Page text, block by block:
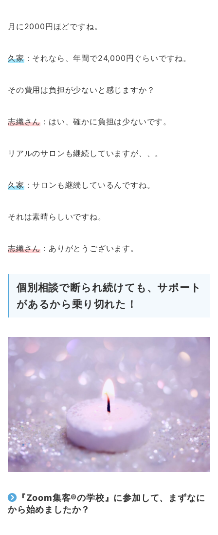
月に2000円ほどですね。
久家：それなら、年間で24,000円ぐらいですね。
その費用は負担が少ないと感じますか？
志織さん ：はい、確かに負担は少ないです。
リアルのサロンも継続していますが、、。
久家：サロンも継続しているんですね。
それは素晴らしいですね。
志織さん ：ありがとうございます。
個別相談で断られ続けても、サポート
があるから乗り切れた！
『Zoom集客®の学校』に参加して、まずなに
から始めましたか？